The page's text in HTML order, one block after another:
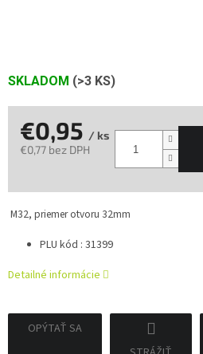
SKLADOM (>3 KS)
€0,95 / ks
€0,77 bez DPH
M32, priemer otvoru 32mm
PLU kód : 31399
Detailné informácie
OPÝTAŤ SA